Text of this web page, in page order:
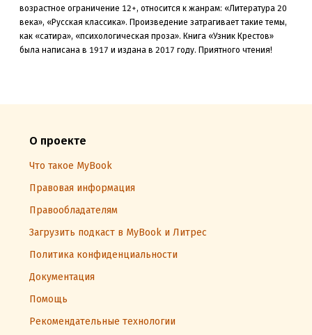
возрастное ограничение 12+, относится к жанрам: «Литература 20
века», «Русская классика». Произведение затрагивает такие темы,
как «сатира», «психологическая проза». Книга «Узник Крестов»
была написана в 1917 и издана в 2017 году. Приятного чтения!
О проекте
Что такое MyBook
Правовая информация
Правообладателям
Загрузить подкаст в MyBook и Литрес
Политика конфиденциальности
Документация
Помощь
Рекомендательные технологии